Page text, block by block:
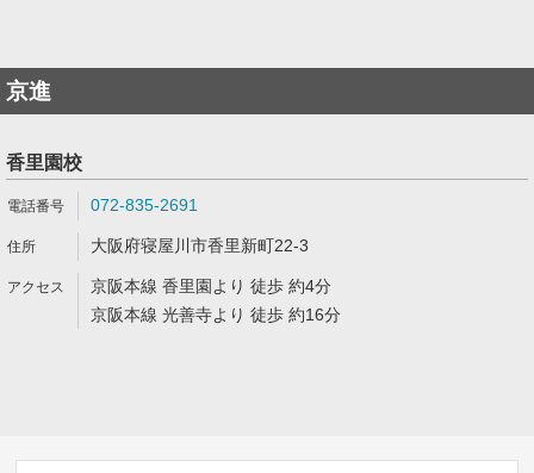
京進
香里園校
072-835-2691
大阪府寝屋川市香里新町22-3
京阪本線 香里園より 徒歩 約4分
京阪本線 光善寺より 徒歩 約16分